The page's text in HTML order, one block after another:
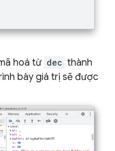
hoá từ dec thành
bày giá trị sẽ được